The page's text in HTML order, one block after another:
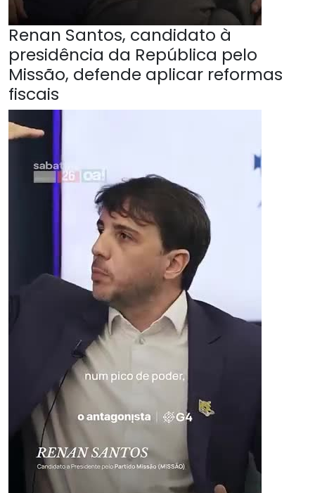
Renan Santos, candidato à
presidência da República pelo
Missão, defende aplicar reformas
fiscais